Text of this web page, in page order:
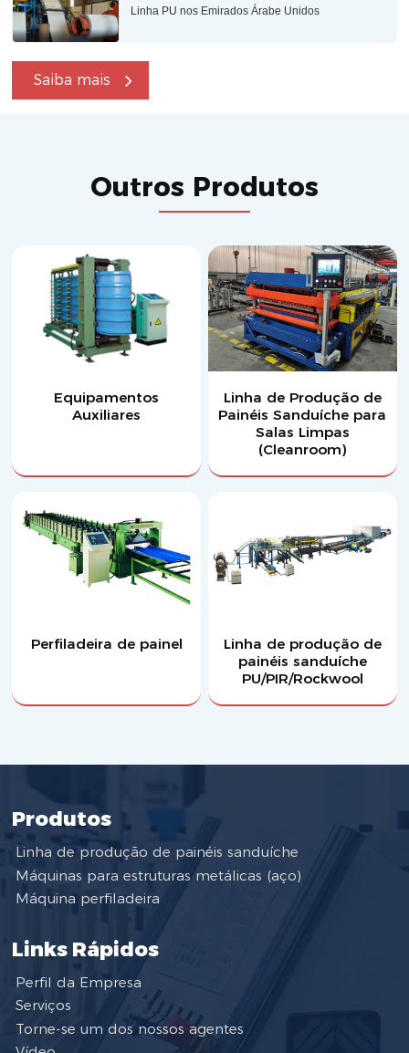
Linha PU nos Emirados Árabe Unidos
Saiba mais
Outros Produtos
Equipamentos
Auxiliares
Linha de Produção de
Painéis Sanduíche para
Salas Limpas
(Cleanroom)
Perfiladeira de painel
Linha de produção de
painéis sanduíche
PU/PIR/Rockwool
Produtos
Linha de produção de painéis sanduíche
Máquinas para estruturas metálicas (aço)
Máquina perfiladeira
Links Rápidos
Perfil da Empresa
Serviços
Torne-se um dos nossos agentes